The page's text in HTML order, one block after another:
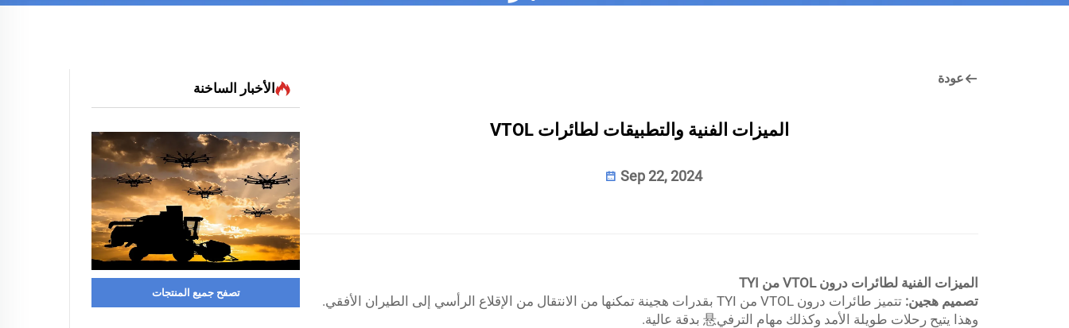
عودة
الميزات الفنية والتطبيقات لطائرات VTOL
Sep 22, 2024
الميزات الفنية لطائرات درون VTOL من TYI
تصميم هجين:
تتميز طائرات درون VTOL من TYI بقدرات هجينة تمكنها من الانتقال من الإقلاع الرأسي إلى الطيران الأفقي.
وهذا يتيح رحلات طويلة الأمد وكذلك مهام الترفي悬 بدقة عالية.
الأخبار الساخنة
تصفح جميع المنتجات